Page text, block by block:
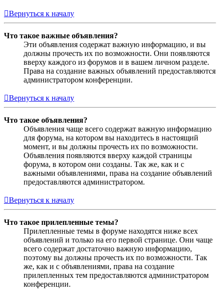
Вернуться к началу
Что такое важные объявления?
Эти объявления содержат важную информацию, и вы
должны прочесть их по возможности. Они появляются
вверху каждого из форумов и в вашем личном разделе.
Права на создание важных объявлений предоставляются
администратором конференции.
Вернуться к началу
Что такое объявления?
Объявления чаще всего содержат важную информацию
для форума, на котором вы находитесь в настоящий
момент, и вы должны прочесть их по возможности.
Объявления появляются вверху каждой страницы
форума, в котором они созданы. Так же, как и с
важными объявлениями, права на создание объявлений
предоставляются администратором.
Вернуться к началу
Что такое прилепленные темы?
Прилепленные темы в форуме находятся ниже всех
объявлений и только на его первой странице. Они чаще
всего содержат достаточно важную информацию,
поэтому вы должны прочесть их по возможности. Так
же, как и с объявлениями, права на создание
прилепленных тем предоставляются администратором
конференции.